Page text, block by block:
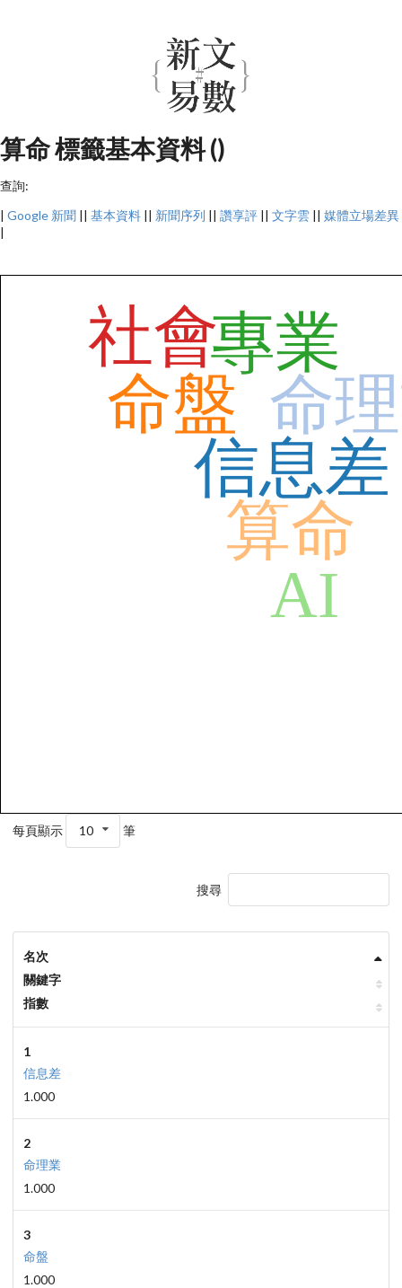
算命 標籤基本資料 ()
查詢:
| Google 新聞 || 基本資料 || 新聞序列 || 讚享評 || 文字雲 || 媒體立場差異
|
信息差
命
命盤
算命
專業
AI
社會
每頁顯示 10 筆
搜尋
名次
關鍵字
指數
1
信息差
1.000
2
命理業
1.000
3
命盤
1.000